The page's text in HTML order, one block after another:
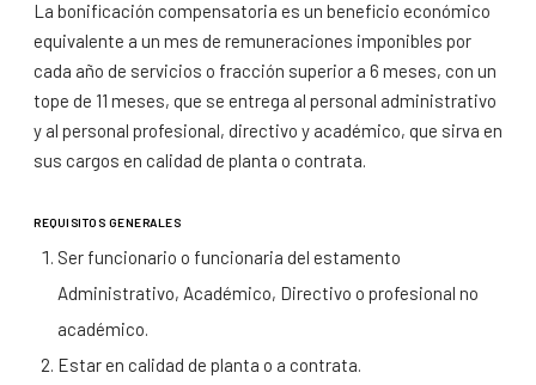
La bonificación compensatoria es un beneficio económico
equivalente a un mes de remuneraciones imponibles por
cada año de servicios o fracción superior a 6 meses, con un
tope de 11 meses, que se entrega al personal administrativo
y al personal profesional, directivo y académico, que sirva en
sus cargos en calidad de planta o contrata.
REQUISITOS GENERALES
Ser funcionario o funcionaria del estamento
Administrativo, Académico, Directivo o profesional no
académico.
Estar en calidad de planta o a contrata.